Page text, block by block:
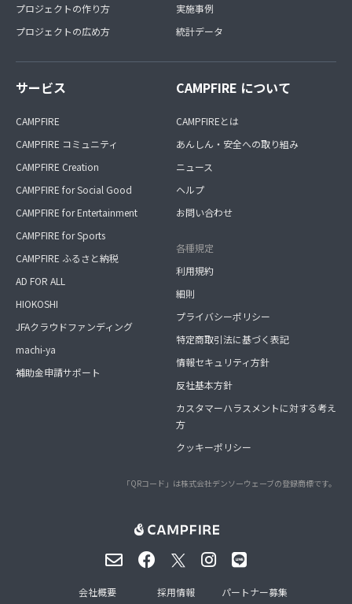
プロジェクトの作り方
プロジェクトの広め方
実施事例
統計データ
サービス
CAMPFIRE
CAMPFIRE コミュニティ
CAMPFIRE Creation
CAMPFIRE for Social Good
CAMPFIRE for Entertainment
CAMPFIRE for Sports
CAMPFIRE ふるさと納税
AD FOR ALL
HIOKOSHI
JFAクラウドファンディング
machi-ya
補助金申請サポート
CAMPFIRE について
CAMPFIREとは
あんしん・安全への取り組み
ニュース
ヘルプ
お問い合わせ
各種規定
利用規約
細則
プライバシーポリシー
特定商取引法に基づく表記
情報セキュリティ方針
反社基本方針
カスタマーハラスメントに対する考え
方
クッキーポリシー
「QRコード」は株式会社デンソーウェーブの登録商標です。
会社概要 採用情報 パートナー募集